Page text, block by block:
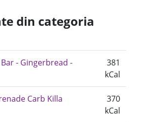
din categoria
- Gingerbread -
381
kCal
Carb Killa
370
kCal